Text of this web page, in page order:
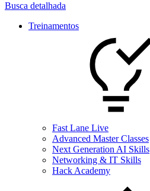
Busca detalhada
Treinamentos
Fast Lane Live
Advanced Master Classes
Next Generation AI Skills
Networking & IT Skills
Hack Academy